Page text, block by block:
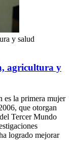
y salud
agricultura y
la primera mujer
que otorgan
Tercer Mundo
logrado mejorar